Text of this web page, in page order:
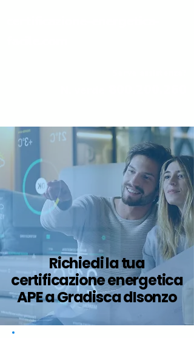
Richiedi la tua
certificazione energetica
APE a Gradisca dIsonzo